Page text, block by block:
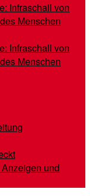
Infraschall von
Menschen
Infraschall von
Menschen
und